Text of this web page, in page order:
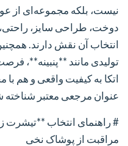
نیست، بلکه مجموعه‌ای از
دوخت، طراحی سایز، راحتی،
انتخاب آن نقش دارند.
تولیدی مانند **پنبینه**،
اتکا به کیفیت واقعی و هم
عنوان مرجعی معتبر شناخته
# راهنمای انتخاب **تیشرت
مراقبت از پوشاک نخی